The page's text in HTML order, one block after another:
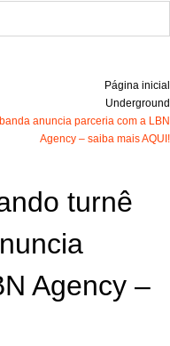
Página inicial
Underground
anuncia parceria com a LBN
Agency – saiba mais AQUI!
turnê
Agency –